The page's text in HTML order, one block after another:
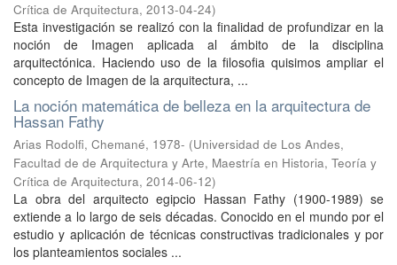
Crítica de Arquitectura, 2013-04-24)
Esta investigación se realizó con la finalidad de profundizar en la
noción de Imagen aplicada al ámbito de la disciplina
arquitectónica. Haciendo uso de la filosofia quisimos ampliar el
concepto de Imagen de la arquitectura, ...
La noción matemática de belleza en la arquitectura de
Hassan Fathy
Arias Rodolfi, Chemané, 1978- (Universidad de Los Andes,
Facultad de de Arquitectura y Arte, Maestría en Historia, Teoría y
Crítica de Arquitectura, 2014-06-12)
La obra del arquitecto egipcio Hassan Fathy (1900-1989) se
extiende a lo largo de seis décadas. Conocido en el mundo por el
estudio y aplicación de técnicas constructivas tradicionales y por
los planteamientos sociales ...